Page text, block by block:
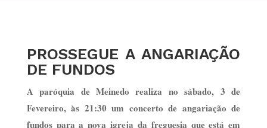
PROSSEGUE A ANGARIAÇÃO
DE FUNDOS
A paróquia de Meinedo realiza no sábado, 3 de
Fevereiro, às 21:30 um concerto de angariação de
fundos para a nova igreja da freguesia que está em